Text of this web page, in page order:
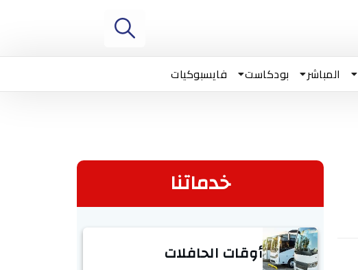
المباشر بودكاست فايسبوكيات
خدماتنا
أوقات الحافلات